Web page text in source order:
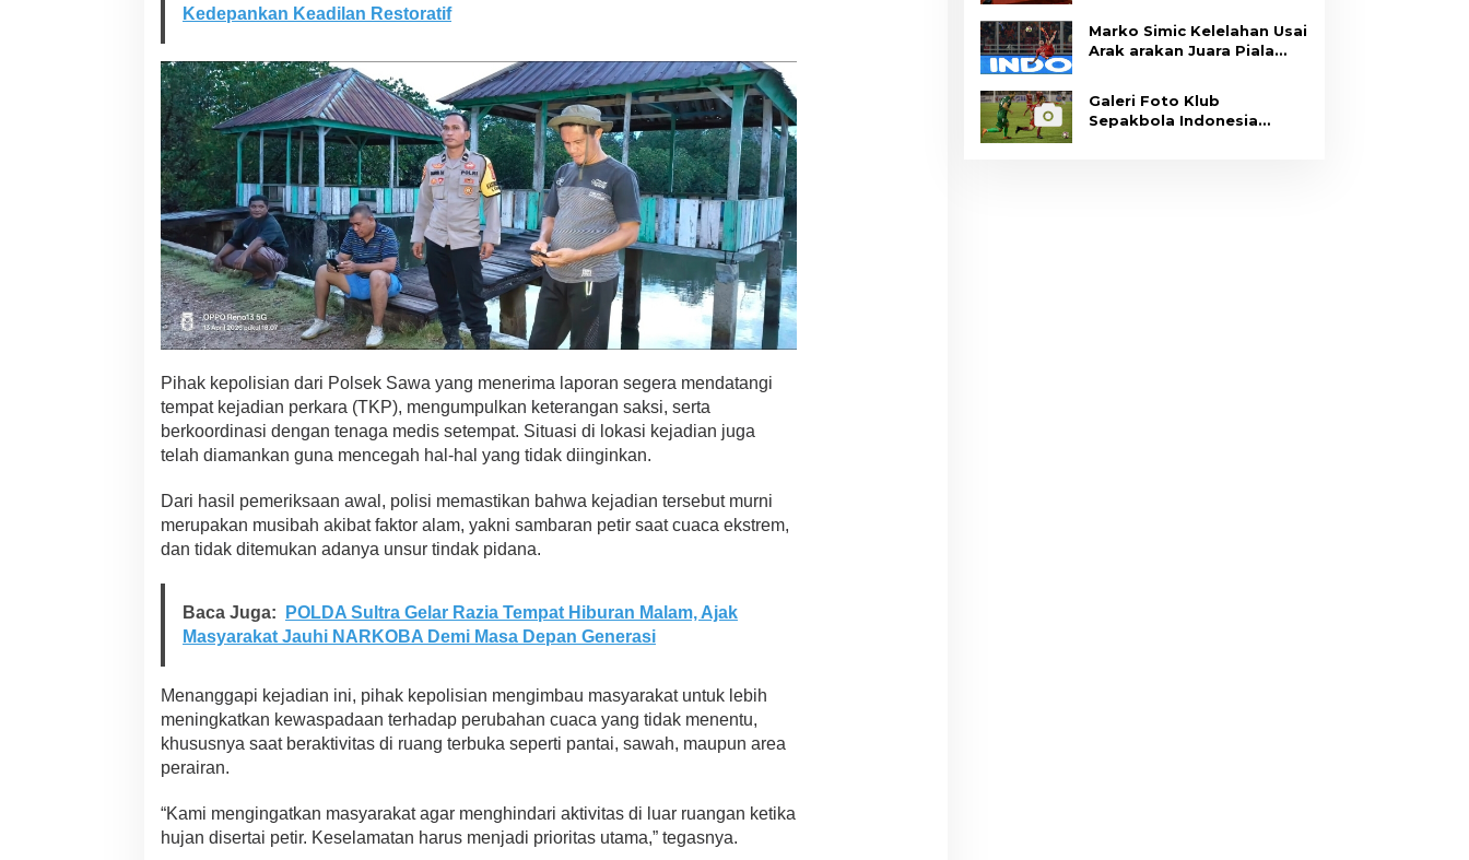
k
s
r
e
m
Kedepankan Keadilan Restoratif
Pihak kepolisian dari Polsek Sawa yang menerima laporan segera mendatangi
tempat kejadian perkara (TKP), mengumpulkan keterangan saksi, serta
berkoordinasi dengan tenaga medis setempat. Situasi di lokasi kejadian juga
telah diamankan guna mencegah hal-hal yang tidak diinginkan.
Dari hasil pemeriksaan awal, polisi memastikan bahwa kejadian tersebut murni
merupakan musibah akibat faktor alam, yakni sambaran petir saat cuaca ekstrem,
dan tidak ditemukan adanya unsur tindak pidana.
Baca Juga:
POLDA Sultra Gelar Razia Tempat Hiburan Malam, Ajak
Masyarakat Jauhi NARKOBA Demi Masa Depan Generasi
Menanggapi kejadian ini, pihak kepolisian mengimbau masyarakat untuk lebih
meningkatkan kewaspadaan terhadap perubahan cuaca yang tidak menentu,
khususnya saat beraktivitas di ruang terbuka seperti pantai, sawah, maupun area
perairan.
“Kami mengingatkan masyarakat agar menghindari aktivitas di luar ruangan ketika
hujan disertai petir. Keselamatan harus menjadi prioritas utama,” tegasnya.
Marko Simic Kelelahan Usai
Arak arakan Juara Piala
Galeri Foto Klub
Sepakbola Indonesia